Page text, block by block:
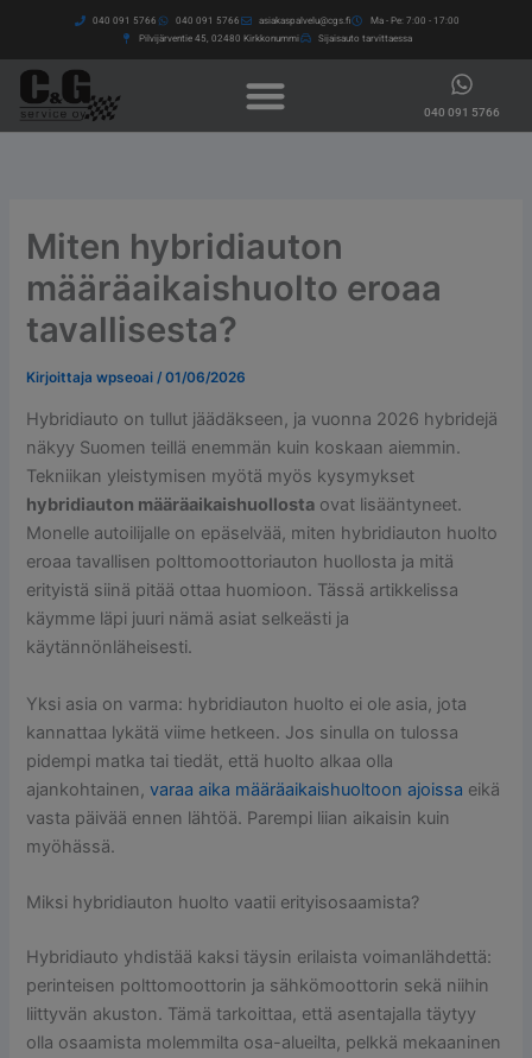
040 091 5766​ 040 091 5766​ asiakaspalvelu@cgs.fi
Ma - Pe: 7:00 - 17:00
Pilvijärventie 45, 02480 Kirkkonummi
Sijaisauto tarvittaessa
040 091 5766
Miten hybridiauton
määräaikaishuolto eroaa
tavallisesta?
Kirjoittajawpseoai /01/06/2026
Hybridiauto on tullut jäädäkseen, ja vuonna 2026 hybridejä
näkyy Suomen teillä enemmän kuin koskaan aiemmin.
Tekniikan yleistymisen myötä myös kysymykset
hybridiauton määräaikaishuollosta ovat lisääntyneet.
Monelle autoilijalle on epäselvää, miten hybridiauton huolto
eroaa tavallisen polttomoottoriauton huollosta ja mitä
erityistä siinä pitää ottaa huomioon. Tässä artikkelissa
käymme läpi juuri nämä asiat selkeästi ja
käytännönläheisesti.
Yksi asia on varma: hybridiauton huolto ei ole asia, jota
kannattaa lykätä viime hetkeen. Jos sinulla on tulossa
pidempi matka tai tiedät, että huolto alkaa olla
ajankohtainen,varaa aika määräaikaishuoltoon ajoissa eikä
vasta päivää ennen lähtöä. Parempi liian aikaisin kuin
myöhässä.
Miksi hybridiauton huolto vaatii erityisosaamista?
Hybridiauto yhdistää kaksi täysin erilaista voimanlähdettä:
perinteisen polttomoottorin ja sähkömoottorin sekä niihin
liittyvän akuston. Tämä tarkoittaa, että asentajalla täytyy
olla osaamista molemmilta osa-alueilta, pelkkä mekaaninen